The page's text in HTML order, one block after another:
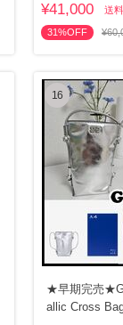
¥41,000 送
31%OFF
16
★早期完売
allic Cross